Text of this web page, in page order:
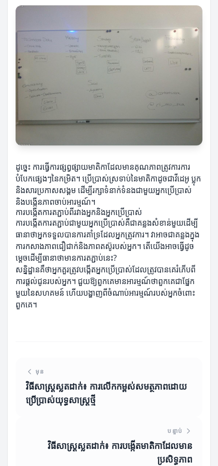
ដូច្នេះ ការធ្វើការផ្សព្វផ្សាយមាតិកាដែលមានគុណភាពត្រូវការការ
បំបែកផ្សេងៗនៃកម្រិត។ ប្រើប្រាស់ស្រទាប់នៃមាតិកាដូចជាវីដេអូ ប្លុក
និងសារប្រកាសសង្គម ដើម្បីរក្សាទំនាក់ទំនងជាមួយអ្នកប្រើប្រាស់
និងបង្កើនភាពចាប់អារម្មណ៍។
ការបង្កើតការតភ្ជាប់ពីរវាងអ្នកនិងអ្នកប្រើប្រាស់
ការបង្កើតការតភ្ជាប់ជាមួយអ្នកប្រើប្រាស់គឺជាគន្លងសំខាន់មួយដើម្បី
ធានាថាអ្នកទទួលបានការគាំទ្រដែលអ្នកត្រូវការ។ វាអាចជាគន្លងក្នុង
ការកសាងភាពជឿជាក់និងភាពតស៊ូរបស់អ្នក។ តើយើងអាចធ្វើដូច
ម្តេចដើម្បីធានាថាមានការតភ្ជាប់នេះ?
សន្និដ្ឋានគឺថាអ្នកគួរត្រូវបង្កើតអ្នកប្រើប្រាស់ដែលត្រូវបានគេរំភើបពី
ការផ្តល់ជូនរបស់អ្នក។ ជួយឱ្យពួកគេមានអារម្មណ៍ថាពួកគេជាផ្នែក
មួយនៃសហគមន៍ ហើយបង្ហាញពីចំណាប់អារម្មណ៍របស់អ្នកចំពោះ
ពួកគេ។
មុន
វិធីសាស្រ្តស្លតដាក់៖ ការលើកកម្ពស់សមត្ថភាពដោយ
ប្រើប្រាស់យុទ្ធសាស្រ្តថ្មី
បន្ទាប់
វិធីសាស្រ្តស្លតដាក់៖ ការបង្កើតមាតិកាដែលមាន
ប្រសិទ្ធភាព